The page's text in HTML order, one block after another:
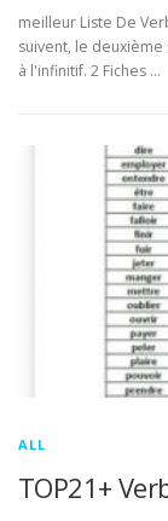
meilleur Liste De
suivent, le
à l'infinitif. 2 Fiches …
ALL
TOP21+